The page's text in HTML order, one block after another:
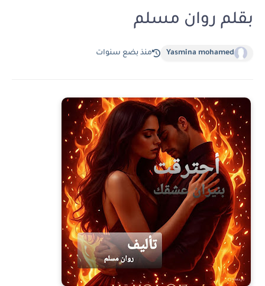
بقلم روان مسلم
Yasmina mohamed منذ بضع سنوات